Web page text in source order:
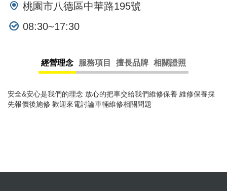
桃園市八德區中華路195號
08:30~17:30
經營理念 服務項目 擅長品牌 相關證照
安全&安心是我們的理念 放心的把車交給我們維修保養 維修保養採
先報價後施修 歡迎來電討論車輛維修相關問題